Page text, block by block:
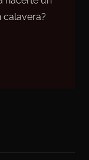
calavera?